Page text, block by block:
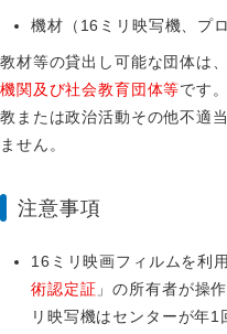
機材（16ミリ映写機、プ
教材等の貸出し可能な団体は、
機関及び社会教育団体等です
教または政治活動その他不適
ません。
注意事項
16ミリ映画フィルムを利
術認定証 」の所有者が操
リ映写機はセンターが年